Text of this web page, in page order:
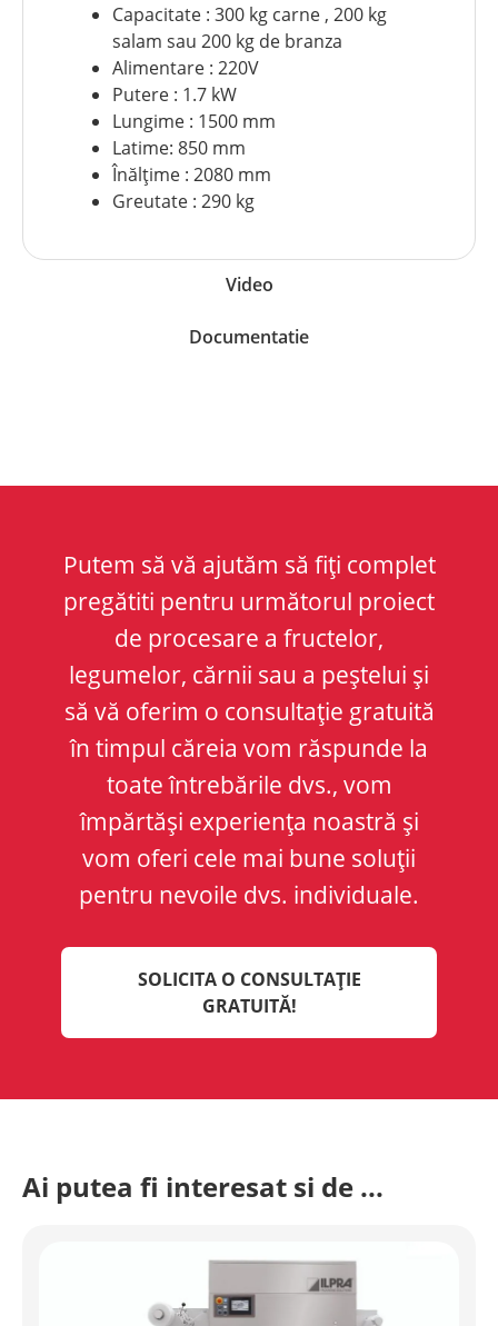
Video
Documentatie
Capacitate : 300 kg carne , 200 kg
salam sau 200 kg de branza
Alimentare : 220V
Putere : 1.7 kW
Lungime : 1500 mm
Latime: 850 mm
Înălțime : 2080 mm
Greutate : 290 kg
Putem să vă ajutăm să fiți complet
pregătiti pentru următorul proiect
de procesare a fructelor,
legumelor, cărnii sau a peștelui și
să vă oferim o consultație gratuită
în timpul căreia vom răspunde la
toate întrebările dvs., vom
împărtăși experiența noastră și
vom oferi cele mai bune soluții
pentru nevoile dvs. individuale.
SOLICITA O CONSULTAȚIE
GRATUITĂ!
Ai putea fi interesat si de ...